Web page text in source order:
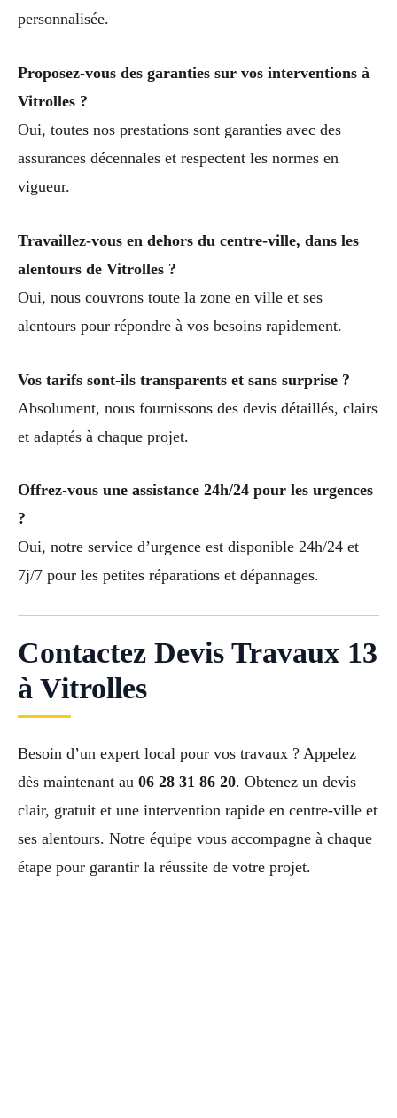
personnalisée.
Proposez-vous des garanties sur vos interventions à
Vitrolles ?
Oui, toutes nos prestations sont garanties avec des
assurances décennales et respectent les normes en
vigueur.
Travaillez-vous en dehors du centre-ville, dans les
alentours de Vitrolles ?
Oui, nous couvrons toute la zone en ville et ses
alentours pour répondre à vos besoins rapidement.
Vos tarifs sont-ils transparents et sans surprise ?
Absolument, nous fournissons des devis détaillés, clairs
et adaptés à chaque projet.
Offrez-vous une assistance 24h/24 pour les urgences
?
Oui, notre service d’urgence est disponible 24h/24 et
7j/7 pour les petites réparations et dépannages.
Contactez Devis Travaux 13
à Vitrolles
Besoin d’un expert local pour vos travaux ? Appelez
dès maintenant au 06 28 31 86 20. Obtenez un devis
clair, gratuit et une intervention rapide en centre-ville et
ses alentours. Notre équipe vous accompagne à chaque
étape pour garantir la réussite de votre projet.